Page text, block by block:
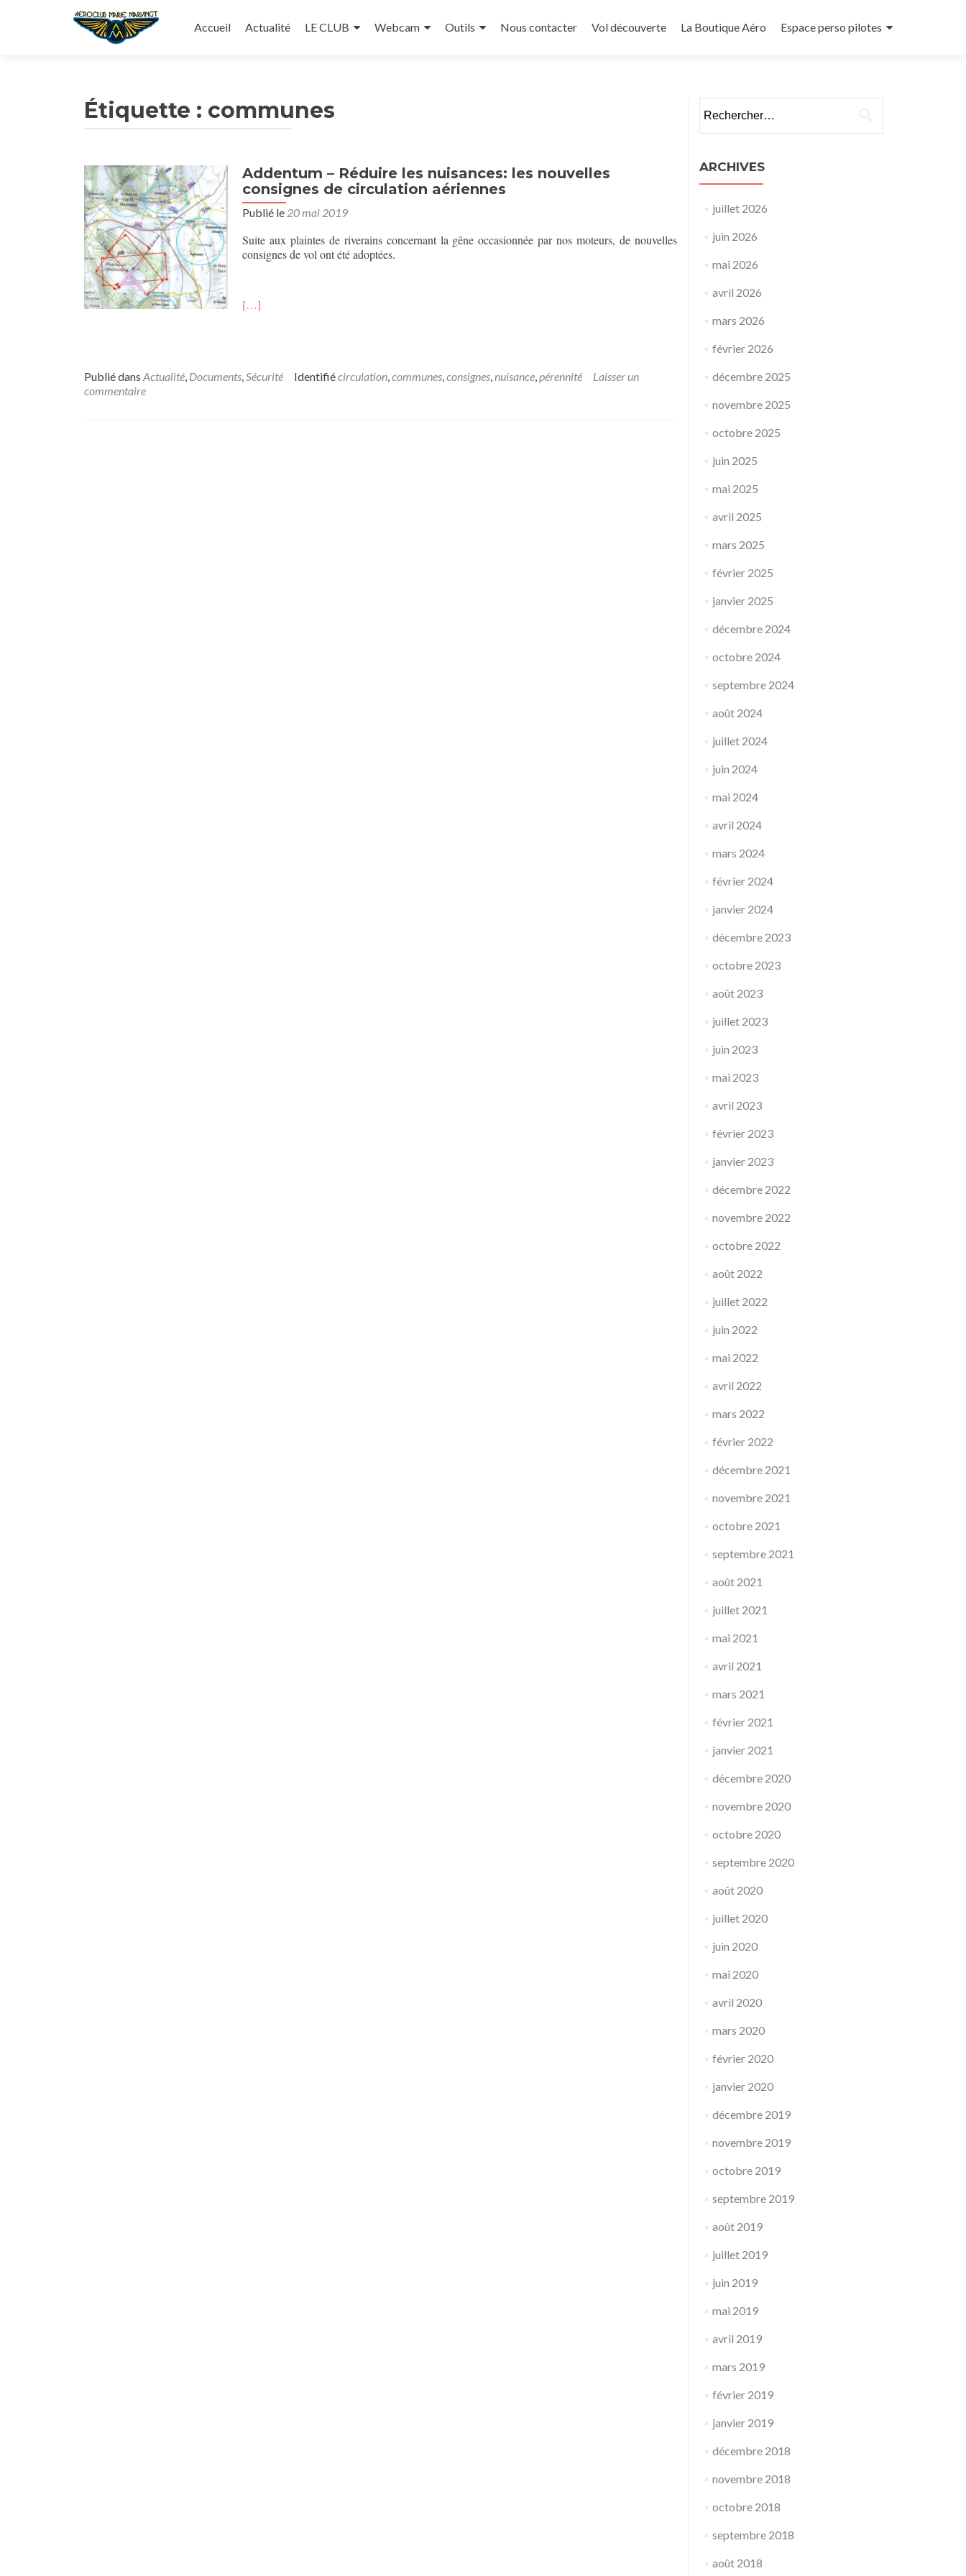
au
Accueil Actualité LE CLUB Webcam Outils Nous contacter Vol découverte La Boutique Aéro Espace perso pilotes
Étiquette : communes
Addentum – Réduire les nuisances: les nouvelles
consignes de circulation aériennes
Publié le 20 mai 2019
Suite aux plaintes de riverains concernant la gêne occasionnée par nos moteurs, de nouvelles
consignes de vol ont été adoptées.
[…]
Publié dans Actualité, Documents,Sécurité Identifiécirculation,communes,consignes,nuisance,pérennité
Laisser un
commentaire
ARCHIVES
juillet 2026
juin 2026
mai 2026
avril 2026
mars 2026
février 2026
décembre 2025
novembre 2025
octobre 2025
juin 2025
mai 2025
avril 2025
mars 2025
février 2025
janvier 2025
décembre 2024
octobre 2024
septembre 2024
août 2024
juillet 2024
juin 2024
mai 2024
avril 2024
mars 2024
février 2024
janvier 2024
décembre 2023
octobre 2023
août 2023
juillet 2023
juin 2023
mai 2023
avril 2023
février 2023
janvier 2023
décembre 2022
novembre 2022
octobre 2022
août 2022
juillet 2022
juin 2022
mai 2022
avril 2022
mars 2022
février 2022
décembre 2021
novembre 2021
octobre 2021
septembre 2021
août 2021
juillet 2021
mai 2021
avril 2021
mars 2021
février 2021
janvier 2021
décembre 2020
novembre 2020
octobre 2020
septembre 2020
août 2020
juillet 2020
juin 2020
mai 2020
avril 2020
mars 2020
février 2020
janvier 2020
décembre 2019
novembre 2019
octobre 2019
septembre 2019
août 2019
juillet 2019
juin 2019
mai 2019
avril 2019
mars 2019
février 2019
janvier 2019
décembre 2018
novembre 2018
octobre 2018
septembre 2018
août 2018